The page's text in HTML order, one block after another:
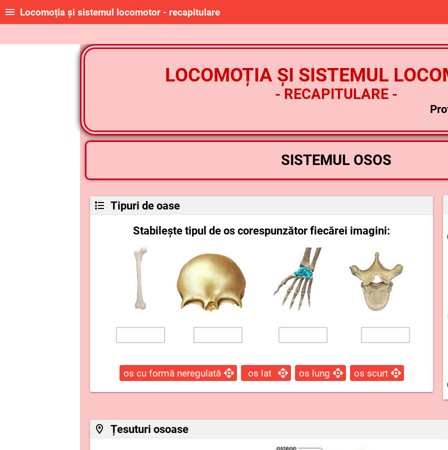
Locomoția și sistemul locomotor - recapitulare
LOCOMOȚIA ȘI SISTEMUL
- RECAPITULARE -
SISTEMUL OSOS
Tipuri de oase
Stabilește tipul de os corespunzător fiecărei imagini:
os cu formă neregulată os lat os lung os scurt
Țesuturi osoase